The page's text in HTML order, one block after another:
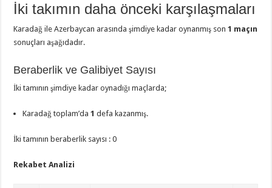
İki takımın daha önceki karşılaşmaları
Karadağ ile Azerbaycan arasında şimdiye kadar oynanmış son1 maçın
sonuçları aşağıdadır.
Beraberlik ve Galibiyet Sayısı
İki tamının şimdiye kadar oynadığı maçlarda;
Karadağ toplam’da1 defa kazanmış.
İki tamının beraberlik sayısı : 0
Rekabet Analizi